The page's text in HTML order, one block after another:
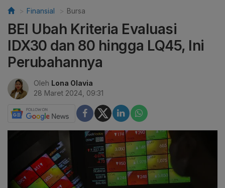
Finansial Bursa
BEI Ubah Kriteria Evaluasi
IDX30 dan 80 hingga LQ45, Ini
Perubahannya
Oleh Lona Olavia
28 Maret 2024, 09:31